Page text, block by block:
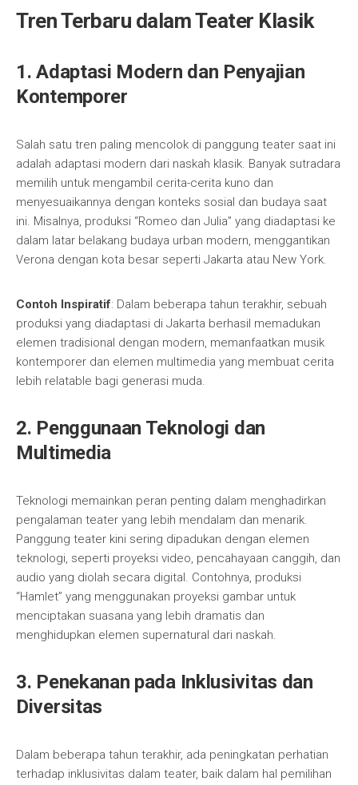
Tren Terbaru dalam Teater Klasik
1. Adaptasi Modern dan Penyajian
Kontemporer
Salah satu tren paling mencolok di panggung teater saat ini
adalah adaptasi modern dari naskah klasik. Banyak sutradara
memilih untuk mengambil cerita-cerita kuno dan
menyesuaikannya dengan konteks sosial dan budaya saat
ini. Misalnya, produksi “Romeo dan Julia” yang diadaptasi ke
dalam latar belakang budaya urban modern, menggantikan
Verona dengan kota besar seperti Jakarta atau New York.
Contoh Inspiratif: Dalam beberapa tahun terakhir, sebuah
produksi yang diadaptasi di Jakarta berhasil memadukan
elemen tradisional dengan modern, memanfaatkan musik
kontemporer dan elemen multimedia yang membuat cerita
lebih relatable bagi generasi muda.
2. Penggunaan Teknologi dan
Multimedia
Teknologi memainkan peran penting dalam menghadirkan
pengalaman teater yang lebih mendalam dan menarik.
Panggung teater kini sering dipadukan dengan elemen
teknologi, seperti proyeksi video, pencahayaan canggih, dan
audio yang diolah secara digital. Contohnya, produksi
“Hamlet” yang menggunakan proyeksi gambar untuk
menciptakan suasana yang lebih dramatis dan
menghidupkan elemen supernatural dari naskah.
3. Penekanan pada Inklusivitas dan
Diversitas
Dalam beberapa tahun terakhir, ada peningkatan perhatian
terhadap inklusivitas dalam teater, baik dalam hal pemilihan